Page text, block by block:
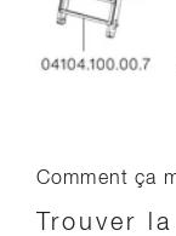
Comment ça
Trouver